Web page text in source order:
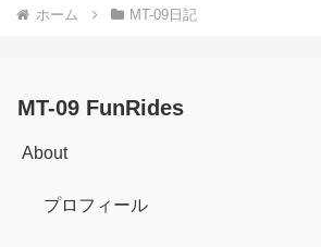
ホーム MT-09日記
MT-09 FunRides
About
プロフィール